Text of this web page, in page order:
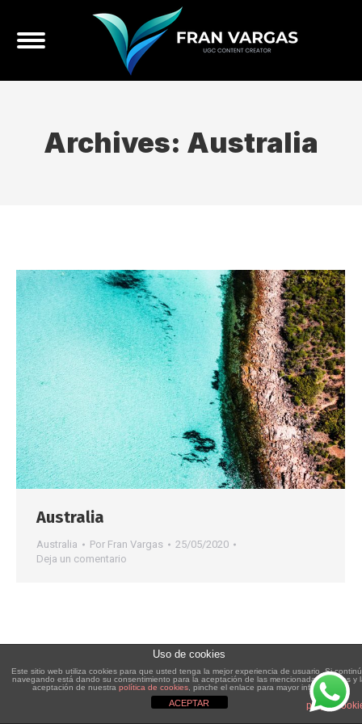
Archives: Australia
Australia
Australia Por Fran Vargas
25/05/2020
Deja un comentario
Uso de cookies
Este sitio web utiliza cookies para que usted tenga la mejor experiencia de usuario. Si
navegando está dando su consentimiento para la aceptación de las mencionadas cookies y
aceptación de nuestra política de cookies, pinche el enlace para mayor información.
plugin
ACEPTAR